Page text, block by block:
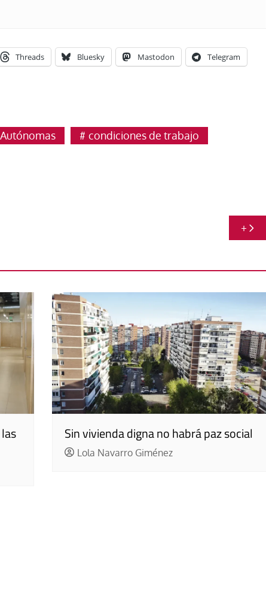
Threads Bluesky Mastodon Telegram
condiciones de trabajo
+
Sin vivienda digna no habrá paz social
Lola Navarro Giménez